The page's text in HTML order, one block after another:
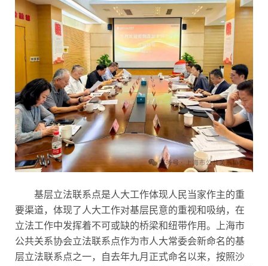
基层立法联系点是人大工作体现人民当家作主的重
要渠道，体现了人大工作对基层民意的重视和吸纳，在
立法工作中发挥着不可或缺的桥梁和纽带作用。上海市
公共关系协会立法联系点作为市人大常委会新命名的基
层立法联系点之一，自去年九月正式命名以来，按照沙